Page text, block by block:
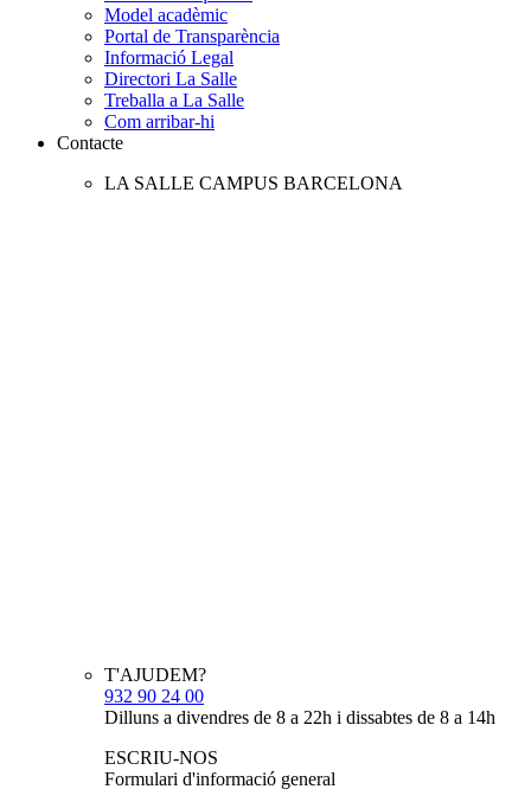
Model acadèmic
Portal de Transparència
Informació Legal
Directori La Salle
Treballa a La Salle
Com arribar-hi
Contacte
LA SALLE CAMPUS BARCELONA
T'AJUDEM?
932 90 24 00
Dilluns a divendres de 8 a 22h i dissabtes de 8 a 14h
ESCRIU-NOS
Formulari d'informació general